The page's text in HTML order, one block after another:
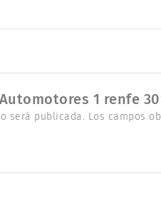
1 renfe
será publicada. Los campos